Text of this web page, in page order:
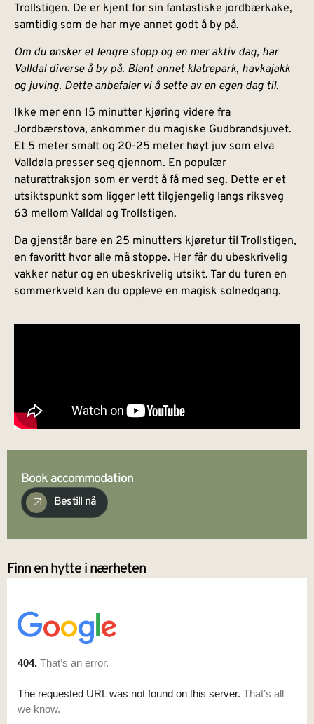
Trollstigen. De er kjent for sin fantastiske jordbærkake,
samtidig som de har mye annet godt å by på.
Om du ønsker et lengre stopp og en mer aktiv dag, har
Valldal diverse å by på. Blant annet klatrepark, havkajakk
og juving. Dette anbefaler vi å sette av en egen dag til.
Ikke mer enn 15 minutter kjøring videre fra
Jordbærstova, ankommer du magiske Gudbrandsjuvet.
Et 5 meter smalt og 20-25 meter høyt juv som elva
Valldøla presser seg gjennom. En populær
naturattraksjon som er verdt å få med seg. Dette er et
utsiktspunkt som ligger lett tilgjengelig langs riksveg
63 mellom Valldal og Trollstigen.
Da gjenstår bare en 25 minutters kjøretur til Trollstigen,
en favoritt hvor alle må stoppe. Her får du ubeskrivelig
vakker natur og en ubeskrivelig utsikt. Tar du turen en
sommerkveld kan du oppleve en magisk solnedgang.
Book accommodation
Bestill nå
Finn en hytte i nærheten